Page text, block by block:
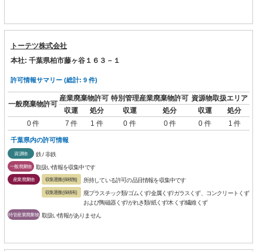
トーテツ株式会社
本社: 千葉県柏市藤ヶ谷１６３－１
許可情報サマリー (総計: 9 件)
一般廃棄物許可
産業廃棄物許可 特別管理産業廃棄物許可 資源物取扱エリア
収運
処分 収運 処分 収運
処分
0 件
7 件 1 件 0 件 0 件 0 件 1 件
千葉県内の許可情報
資源物 鉄 / 非鉄
一般廃棄物 取扱い情報を収集中です
産業廃棄物 収集運搬(保積無) 所持している許可の品目情報を収集中です
収集運搬(保積有)
廃プラスチック類/ゴムくず/金属くず/ガラスくず、コンクリートくず
および陶磁器くず/がれき類/紙くず/木くず/繊維くず
特管産業廃棄物 取扱い情報がありません